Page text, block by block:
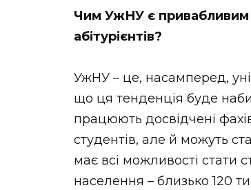
Чим УжНУ є привабливим
абітурієнтів?
УжНУ – це, насамперед,
що ця тенденція буде
працюють досвідчені
студентів, але й можуть
має всі можливості стати
населення – близько 120